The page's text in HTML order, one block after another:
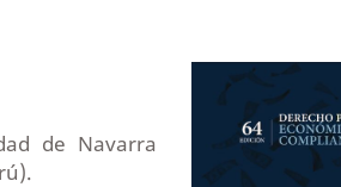
de Navarra